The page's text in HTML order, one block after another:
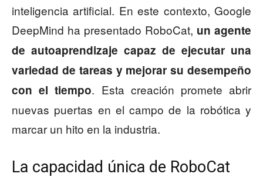
inteligencia artificial. En este contexto, Google
DeepMind ha presentado RoboCat, un agente
de autoaprendizaje capaz de ejecutar una
variedad de tareas y mejorar su desempeño
con el tiempo. Esta creación promete abrir
nuevas puertas en el campo de la robótica y
marcar un hito en la industria.
La capacidad única de RoboCat